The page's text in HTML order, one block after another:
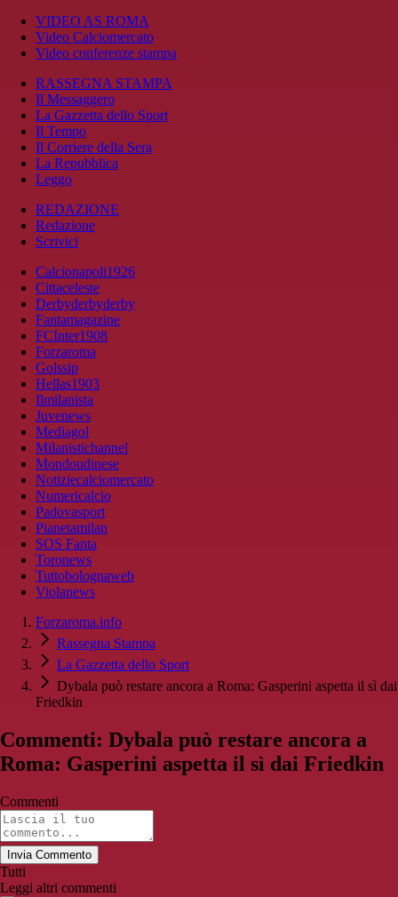
VIDEO AS ROMA
Video Calciomercato
Video conferenze stampa
RASSEGNA STAMPA
Il Messaggero
La Gazzetta dello Sport
Il Tempo
Il Corriere della Sera
La Repubblica
Leggo
REDAZIONE
Redazione
Scrivici
Calcionapoli1926
Cittaceleste
Derbyderbyderby
Fantamagazine
FCInter1908
Forzaroma
Golssip
Hellas1903
Ilmilanista
Juvenews
Mediagol
Milanistichannel
Mondoudinese
Notiziecalciomercato
Numericalcio
Padovasport
Pianetamilan
SOS Fanta
Toronews
Tuttobolognaweb
Violanews
Forzaroma.info
Rassegna Stampa
La Gazzetta dello Sport
Dybala può restare ancora a Roma: Gasperini aspetta il sì dai
Friedkin
Commenti: Dybala può restare ancora a
Roma: Gasperini aspetta il sì dai Friedkin
Commenti
Invia Commento
Tutti
Leggi altri commenti